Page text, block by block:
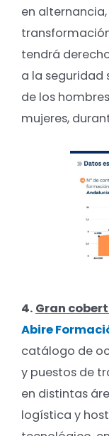
en
tendrá
a la seguridad
de los
mujeres,
4. Gran
Abire
catálogo de
y puestos de
en distintas
logística y